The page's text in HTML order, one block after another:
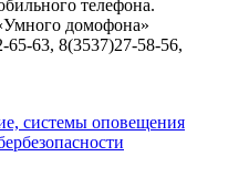
телефона.
домофона»
63, 8(3537)27-58-56,
системы оповещения